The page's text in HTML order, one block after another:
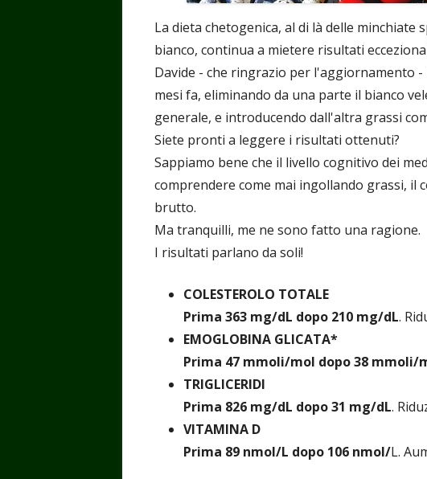
La dieta chetogenica, al di là delle minchiate
bianco, continua a mietere risultati
Davide - che ringrazio per l'aggiornamento
mesi fa, eliminando da una parte il bianco
generale, e introducendo dall'altra grassi
Siete pronti a leggere i risultati ottenuti?
Sappiamo bene che il livello cognitivo dei
comprendere come mai ingollando grassi, il
brutto.
Ma tranquilli, me ne sono fatto una ragione.
I risultati parlano da soli!
COLESTEROLO TOTALE
Prima 363 mg/dL dopo 210 mg/dL.
EMOGLOBINA GLICATA*
Prima 47 mmoli/mol dopo 38 mmoli/
TRIGLICERIDI
Prima 826 mg/dL dopo 31 mg/dL.
VITAMINA D
Prima 89 nmol/L dopo 106 nmol/L.